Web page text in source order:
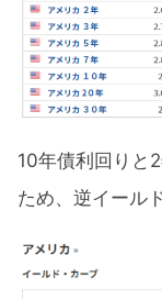
10年債利回りと
ため、逆イール